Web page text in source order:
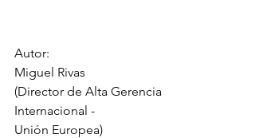
Autor:
Miguel Rivas
(Director de Alta Gerencia
Internacional -
Unión Europea)